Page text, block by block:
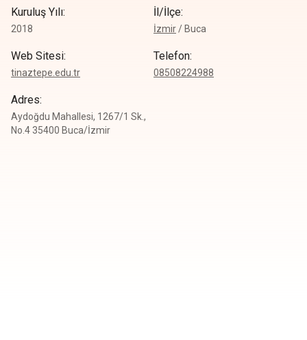
Kuruluş Yılı:
2018
İl/İlçe:
İzmir / Buca
Web Sitesi:
tinaztepe.edu.tr
Telefon:
08508224988
Adres:
Aydoğdu Mahallesi, 1267/1 Sk.,
No.4 35400 Buca/İzmir